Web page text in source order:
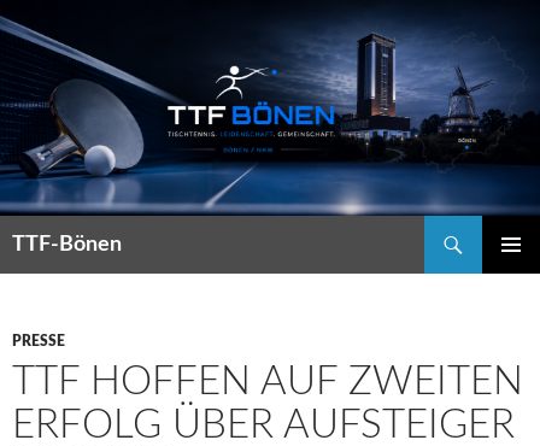
TTF-Bönen
PRESSE
TTF HOFFEN AUF ZWEITEN
ERFOLG ÜBER AUFSTEIGER